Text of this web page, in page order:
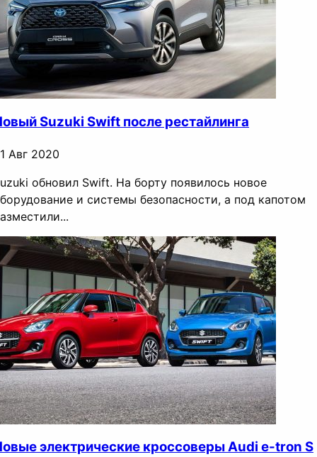
Suzuki Swift после рестайлинга
Авг 2020
обновил Swift. На борту появилось новое
и системы безопасности, а под капотом
электрические кроссоверы Audi e-tron S